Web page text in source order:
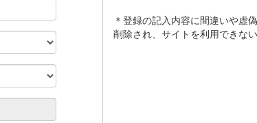
＊登録の記入内容に間違いや虚
削除され、サイトを利用できな